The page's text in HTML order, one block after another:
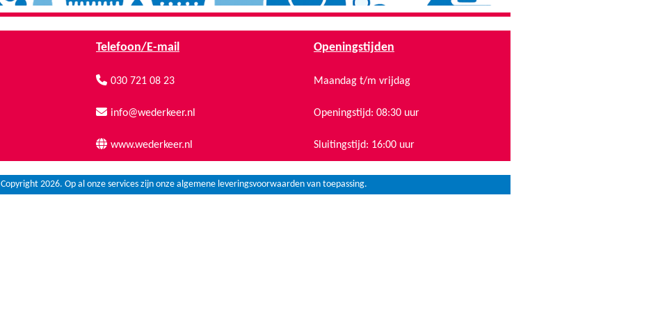
Telefoon/E-mail Openingstijden
030 721 08 23 Maandag t/m vrijdag
info@wederkeer.nl Openingstijd: 08:30 uur
www.wederkeer.nl Sluitingstijd: 16:00 uur
Copyright 2026. Op al onze services zijn onze algemene leveringsvoorwaarden van toepassing.